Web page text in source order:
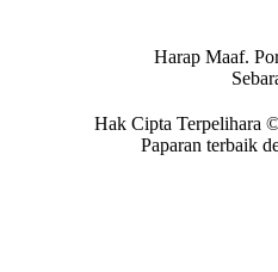
Harap Maaf.
Hak Cipta Terpelihara
Paparan terbaik